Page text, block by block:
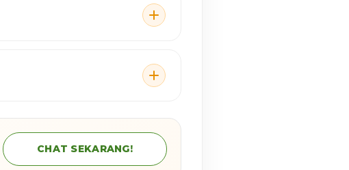
CHAT SEKARANG!